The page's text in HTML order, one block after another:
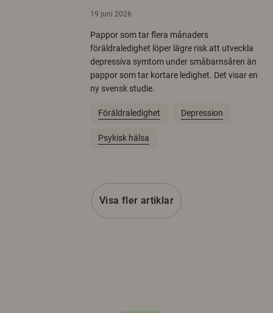
19 juni 2026
Pappor som tar flera månaders
föräldraledighet löper lägre risk att utveckla
depressiva symtom under småbarnsåren än
pappor som tar kortare ledighet. Det visar en
ny svensk studie.
Föräldraledighet Depression
Psykisk hälsa
Visa fler artiklar